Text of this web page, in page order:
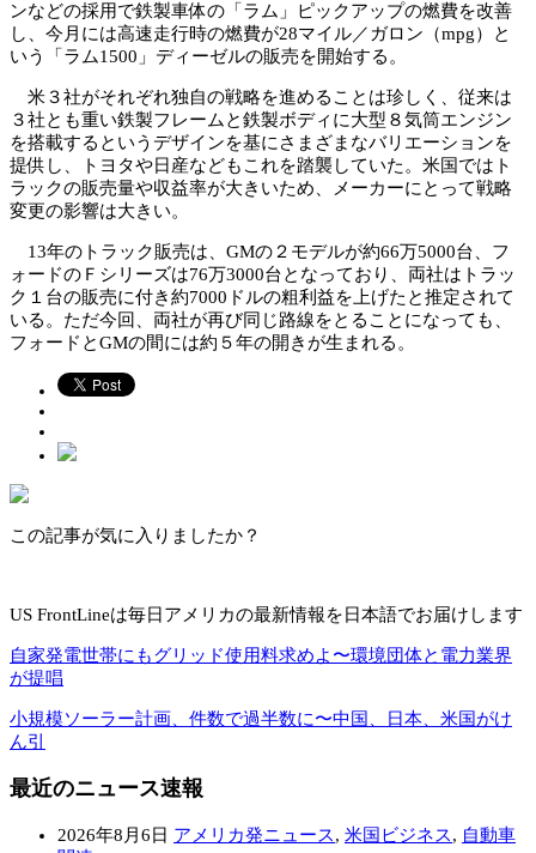
ンなどの採用で鉄製車体の「ラム」ピックアップの燃費を改善
し、今月には高速走行時の燃費が28マイル／ガロン（mpg）と
いう「ラム1500」ディーゼルの販売を開始する。
米３社がそれぞれ独自の戦略を進めることは珍しく、従来は
３社とも重い鉄製フレームと鉄製ボディに大型８気筒エンジン
を搭載するというデザインを基にさまざまなバリエーションを
提供し、トヨタや日産などもこれを踏襲していた。米国ではト
ラックの販売量や収益率が大きいため、メーカーにとって戦略
変更の影響は大きい。
13年のトラック販売は、GMの２モデルが約66万5000台、フ
ォードのＦシリーズは76万3000台となっており、両社はトラッ
ク１台の販売に付き約7000ドルの粗利益を上げたと推定されて
いる。ただ今回、両社が再び同じ路線をとることになっても、
フォードとGMの間には約５年の開きが生まれる。
この記事が気に入りましたか？
US FrontLineは毎日アメリカの最新情報を日本語でお届けします
自家発電世帯にもグリッド使用料求めよ〜環境団体と電力業界
が提唱
小規模ソーラー計画、件数で過半数に〜中国、日本、米国がけ
ん引
最近のニュース速報
2026年8月6日 アメリカ発ニュース, 米国ビジネス, 自動車